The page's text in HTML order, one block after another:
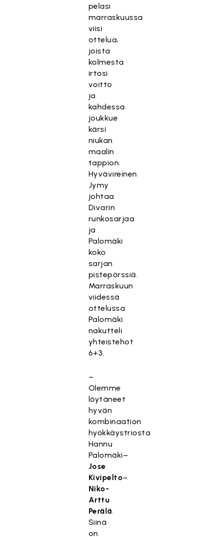
pelasi
marraskuussa
viisi
ottelua,
joista
kolmesta
irtosi
voitto
ja
kahdessa
joukkue
kärsi
niukan
maalin
tappion.
Hyvävireinen
Jymy
johtaa
Divarin
runkosarjaa
ja
Palomäki
koko
sarjan
pistepörssiä.
Marraskuun
viidessä
ottelussa
Palomäki
nakutteli
yhteistehot
6+3.
–
Olemme
löytäneet
hyvän
kombinaation
hyökkäystriosta
Hannu
Palomäki–
Jose
Kivipelto–
Niko-
Arttu
Perälä.
Siinä
on